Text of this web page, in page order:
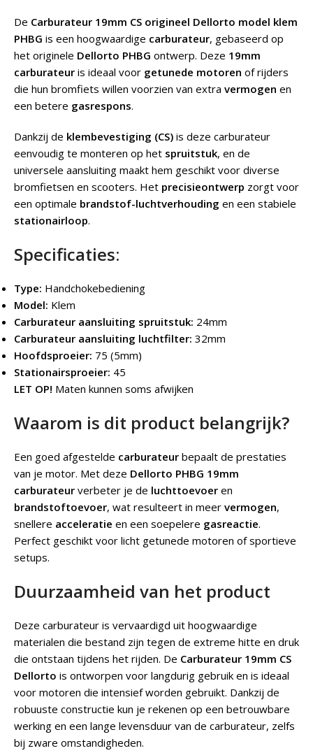
De Carburateur 19mm CS origineel Dellorto model klem
PHBG is een hoogwaardige carburateur, gebaseerd op
het originele Dellorto PHBG ontwerp. Deze 19mm
carburateur is ideaal voor getunede motoren of rijders
die hun bromfiets willen voorzien van extra vermogen en
een betere gasrespons.
Dankzij de klembevestiging (CS) is deze carburateur
eenvoudig te monteren op het spruitstuk, en de
universele aansluiting maakt hem geschikt voor diverse
bromfietsen en scooters. Het precisieontwerp zorgt voor
een optimale brandstof-luchtverhouding en een stabiele
stationairloop.
Specificaties:
Type: Handchokebediening
Model: Klem
Carburateur aansluiting spruitstuk: 24mm
Carburateur aansluiting luchtfilter: 32mm
Hoofdsproeier: 75 (5mm)
Stationairsproeier: 45
LET OP! Maten kunnen soms afwijken
Waarom is dit product belangrijk?
Een goed afgestelde carburateur bepaalt de prestaties
van je motor. Met deze Dellorto PHBG 19mm
carburateur verbeter je de luchttoevoer en
brandstoftoevoer, wat resulteert in meer vermogen,
snellere acceleratie en een soepelere gasreactie.
Perfect geschikt voor licht getunede motoren of sportieve
setups.
Duurzaamheid van het product
Deze carburateur is vervaardigd uit hoogwaardige
materialen die bestand zijn tegen de extreme hitte en druk
die ontstaan tijdens het rijden. De Carburateur 19mm CS
Dellorto is ontworpen voor langdurig gebruik en is ideaal
voor motoren die intensief worden gebruikt. Dankzij de
robuuste constructie kun je rekenen op een betrouwbare
werking en een lange levensduur van de carburateur, zelfs
bij zware omstandigheden.